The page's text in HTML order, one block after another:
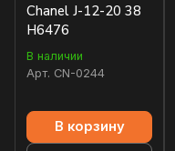
Chanel J-12-20 38
H6476
В наличии
Арт. CN-0244
В корзину